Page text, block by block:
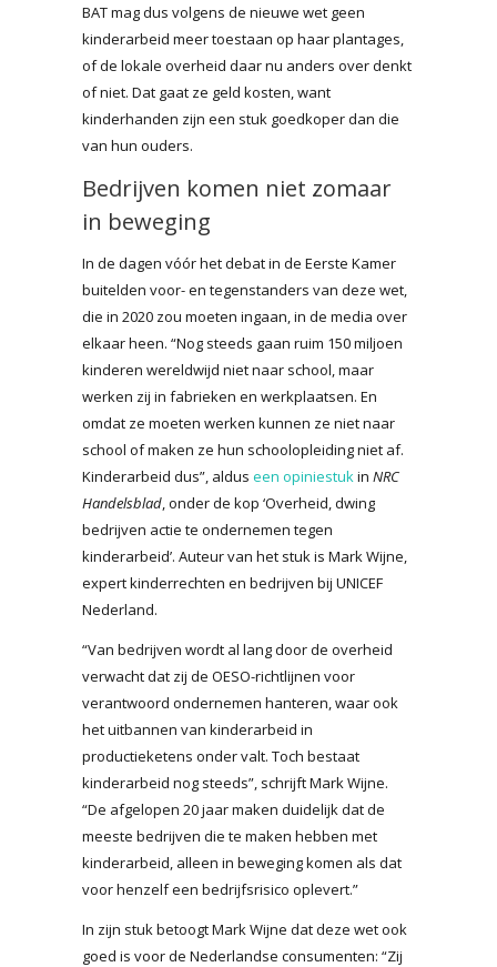
BAT mag dus volgens de nieuwe wet geen
kinderarbeid meer toestaan op haar plantages,
of de lokale overheid daar nu anders over denkt
of niet. Dat gaat ze geld kosten, want
kinderhanden zijn een stuk goedkoper dan die
van hun ouders.
Bedrijven komen niet zomaar
in beweging
In de dagen vóór het debat in de Eerste Kamer
buitelden voor- en tegenstanders van deze wet,
die in 2020 zou moeten ingaan, in de media over
elkaar heen. “Nog steeds gaan ruim 150 miljoen
kinderen wereldwijd niet naar school, maar
werken zij in fabrieken en werkplaatsen. En
omdat ze moeten werken kunnen ze niet naar
school of maken ze hun schoolopleiding niet af.
Kinderarbeid dus”, aldus een opiniestukin NRC
Handelsblad, onder de kop ‘Overheid, dwing
bedrijven actie te ondernemen tegen
kinderarbeid’. Auteur van het stuk is Mark Wijne,
expert kinderrechten en bedrijven bij UNICEF
Nederland.
“Van bedrijven wordt al lang door de overheid
verwacht dat zij de OESO-richtlijnen voor
verantwoord ondernemen hanteren, waar ook
het uitbannen van kinderarbeid in
productieketens onder valt. Toch bestaat
kinderarbeid nog steeds”, schrijft Mark Wijne.
“De afgelopen 20 jaar maken duidelijk dat de
meeste bedrijven die te maken hebben met
kinderarbeid, alleen in beweging komen als dat
voor henzelf een bedrijfsrisico oplevert.”
In zijn stuk betoogt Mark Wijne dat deze wet ook
goed is voor de Nederlandse consumenten: “Zij